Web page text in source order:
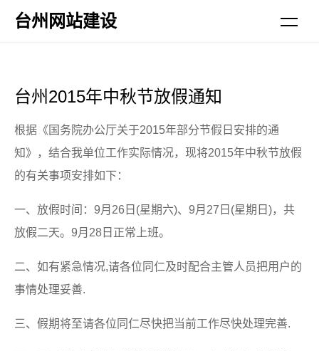
台州网站建设
台州2015年中秋节放假通知
根据《国务院办公厅关于2015年部分节假日安排的通
知》，结合我单位工作实际情况，现将2015年中秋节放假
的有关事项安排如下：
一、放假时间：9月26日(星期六)、9月27日(星期日)，共
放假二天。9月28日正常上班。
二、如有紧急情况,请各位同仁及时配合主管人员把用户的
事情处理妥善.
三、假期将至请各位同仁尽快把当前工作尽快处理完善.